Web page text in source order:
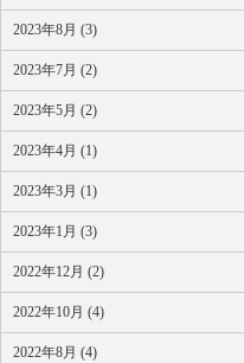
2023年8月 (3)
2023年7月 (2)
2023年5月 (2)
2023年4月 (1)
2023年3月 (1)
2023年1月 (3)
2022年12月 (2)
2022年10月 (4)
2022年8月 (4)